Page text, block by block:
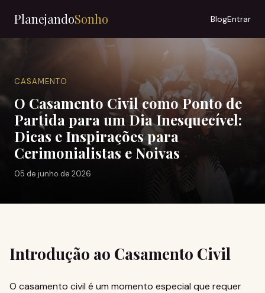
PlanejandoSonho BlogEntrar
CASAMENTO
O Casamento Civil como Ponto de
Partida para um Dia Inesquecível:
Dicas e Inspirações para
Cerimonialistas e Noivas
05 de junho de 2026
Introdução ao Casamento Civil
O casamento civil é um momento especial que requer